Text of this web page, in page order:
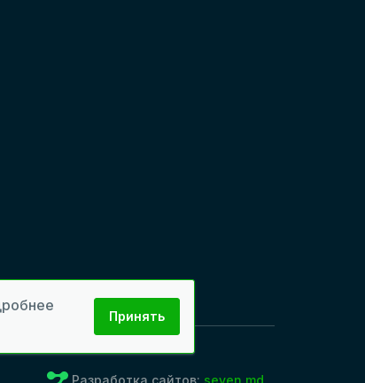
Разработка сайтов: seven.md
Принять